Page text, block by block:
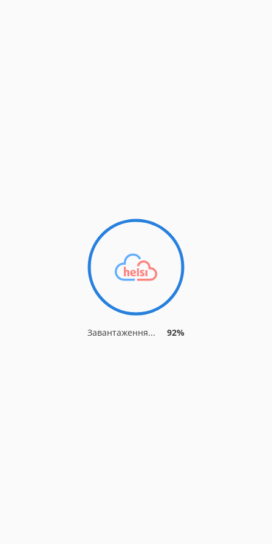
Завантаження... 92%